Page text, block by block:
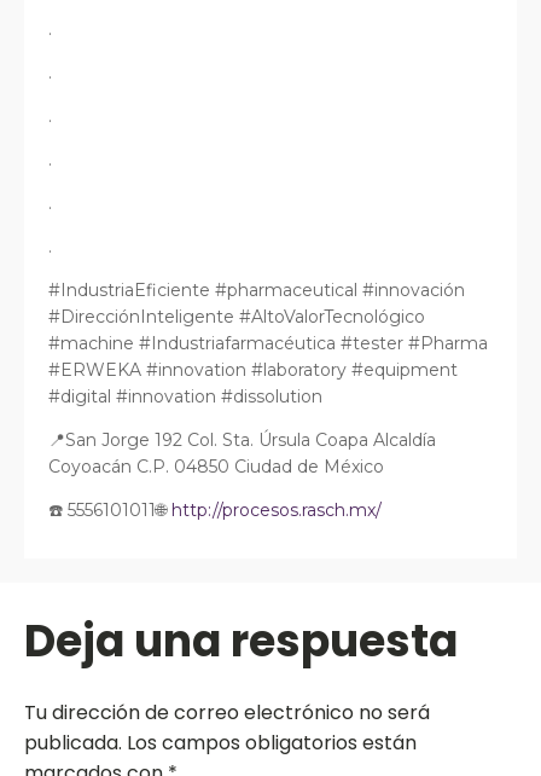
.
.
.
.
.
.
#IndustriaEficiente #pharmaceutical #innovación
#DirecciónInteligente #AltoValorTecnológico
#machine #Industriafarmacéutica #tester #Pharma
#ERWEKA #innovation #laboratory #equipment
#digital #innovation #dissolution
📍San Jorge 192 Col. Sta. Úrsula Coapa Alcaldía
Coyoacán C.P. 04850 Ciudad de México
☎️ 5556101011🌐 http://procesos.rasch.mx/
Deja una respuesta
Tu dirección de correo electrónico no será
publicada. Los campos obligatorios están